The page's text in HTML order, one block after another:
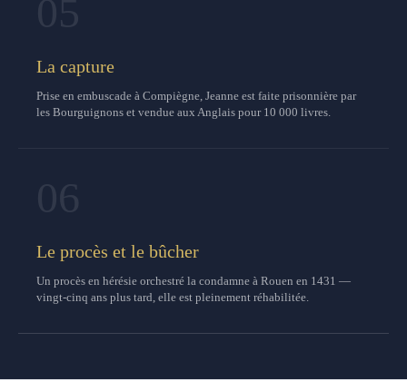
La capture
Prise en embuscade à Compiègne, Jeanne est faite prisonnière par
les Bourguignons et vendue aux Anglais pour 10 000 livres.
Le procès et le bûcher
Un procès en hérésie orchestré la condamne à Rouen en 1431 —
vingt-cinq ans plus tard, elle est pleinement réhabilitée.